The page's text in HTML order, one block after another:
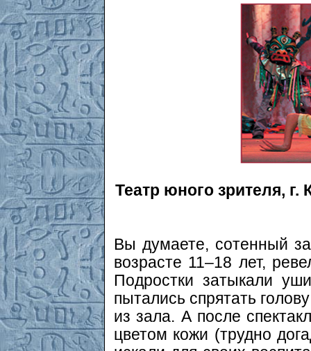
Театр юного зрителя,
Вы думаете, сотенный
возрасте 11–18 лет,
Подростки затыкали
пытались спрятать
из зала. А после
цветом кожи (трудно